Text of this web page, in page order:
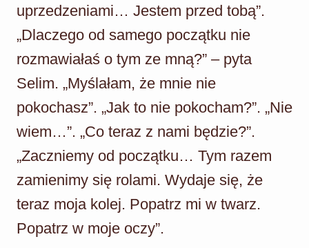
uprzedzeniami… Jestem przed tobą”.
„Dlaczego od samego początku nie
rozmawiałaś o tym ze mną?” – pyta
Selim. „Myślałam, że mnie nie
pokochasz”. „Jak to nie pokocham?”. „Nie
wiem…”. „Co teraz z nami będzie?”.
„Zaczniemy od początku… Tym razem
zamienimy się rolami. Wydaje się, że
teraz moja kolej. Popatrz mi w twarz.
Popatrz w moje oczy”.